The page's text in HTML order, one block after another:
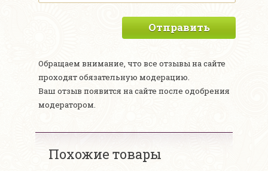
Отправить
Обращаем внимание, что все отзывы на сайте
проходят обязательную модерацию.
Ваш отзыв появится на сайте после одобрения
модератором.
Похожие товары